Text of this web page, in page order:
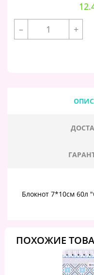
–
+
Блокнот 7*10см 60л
ПОХОЖИЕ